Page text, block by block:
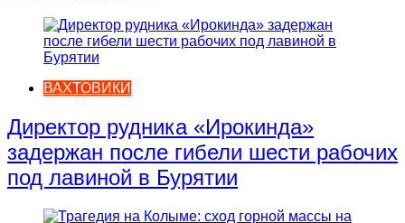
ВАХТОВИКИ
Директор рудника «Ирокинда»
задержан после гибели шести рабочих
под лавиной в Бурятии